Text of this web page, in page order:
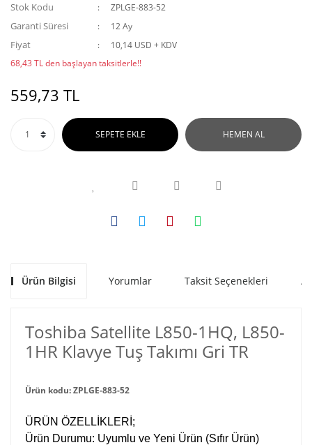
Stok Kodu ZPLGE-883-52
Garanti Süresi 12 Ay
Fiyat
10,14 USD + KDV
68,43 TL den başlayan taksitlerle!!
559,73 TL
SEPETE EKLE HEMEN AL
Ürün Bilgisi Yorumlar Taksit Seçenekleri
Toshiba Satellite L850-1HQ, L850-
1HR Klavye Tuş Takımı Gri TR
Ürün kodu: ZPLGE-883-52
ÜRÜN ÖZELLİKLERİ;
Ürün Durumu: Uyumlu ve Yeni Ürün (Sıfır Ürün)